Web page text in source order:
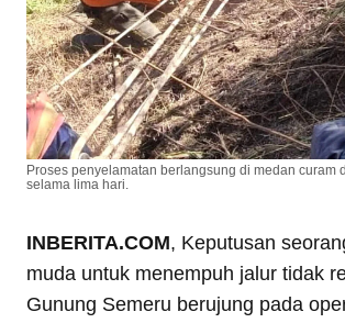
Proses penyelamatan berlangsung di medan curam
selama lima hari.
INBERITA.COM, Keputusan
muda untuk menempuh jalur tidak
Gunung Semeru berujung pada